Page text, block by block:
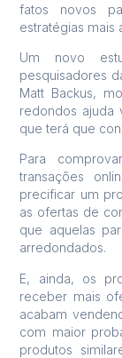
fatos novos
estratégias mais
Um novo
pesquisadores
Matt Backus,
redondos ajuda
que terá que
Para
transações
precificar um
as ofertas de
que aquelas
arredondados.
E, ainda, os
receber mais
acabam
com maior
produtos